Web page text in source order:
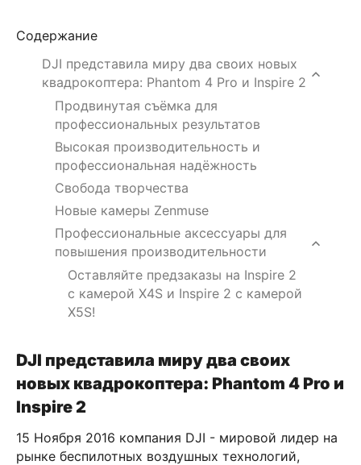
Содержание
DJI представила миру два своих новых
квадрокоптера: Phantom 4 Pro и Inspire 2
Продвинутая съёмка для
профессиональных результатов
Высокая производительность и
профессиональная надёжность
Свобода творчества
Новые камеры Zenmuse
Профессиональные аксессуары для
повышения производительности
Оставляйте предзаказы на Inspire 2
с камерой X4S и Inspire 2 с камерой
X5S!
DJI представила миру два своих
новых квадрокоптера: Phantom 4 Pro и
Inspire 2
15 Ноября 2016 компания DJI - мировой лидер на
рынке беспилотных воздушных технологий,